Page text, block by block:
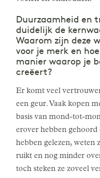
Duurzaamheid en
duidelijk de
Waarom zijn deze
voor je merk en
manier waarop je
creëert?
Er komt veel
een geur. Vaak kopen
basis van mond-tot-
erover hebben gehoord
hebben gelezen, weten
ruikt en nog minder
toch steken ze zoveel